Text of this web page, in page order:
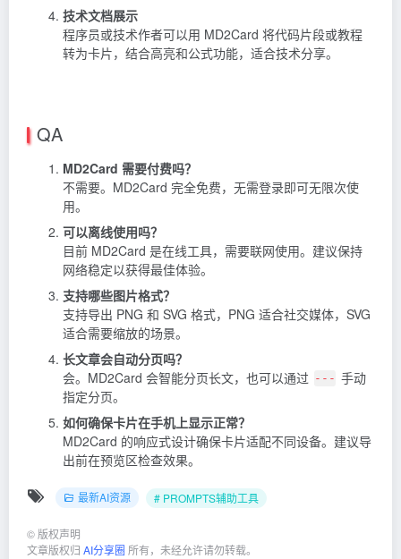
技术文档展示
程序员或技术作者可以用 MD2Card 将代码片段或教程
转为卡片，结合高亮和公式功能，适合技术分享。
QA
MD2Card 需要付费吗？
不需要。MD2Card 完全免费，无需登录即可无限次使
用。
可以离线使用吗？
目前 MD2Card 是在线工具，需要联网使用。建议保持
网络稳定以获得最佳体验。
支持哪些图片格式？
支持导出 PNG 和 SVG 格式，PNG 适合社交媒体，SVG
适合需要缩放的场景。
长文章会自动分页吗？
会。MD2Card 会智能分页长文，也可以通过 --- 手动
指定分页。
如何确保卡片在手机上显示正常？
MD2Card 的响应式设计确保卡片适配不同设备。建议导
出前在预览区检查效果。
最新AI资源 # PROMPTS辅助工具
© 版权声明
文章版权归 AI分享圈 所有，未经允许请勿转载。